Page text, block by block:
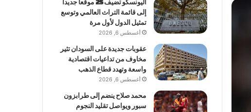
اليونسكو تضيف 25 موقعاً جديداً
إلى قائمة التراث العالمي وتوسع
تمثيل الدول لأول مرة
أغسطس 6, 2026
عقوبات جديدة على السودان تثير
مخاوف من تداعيات اقتصادية
واسعة وتهدد قطاع الذهب
أغسطس 6, 2026
محمد صلاح ينضم إلى طرابزون
سبور ويواصل تقليد النجوم